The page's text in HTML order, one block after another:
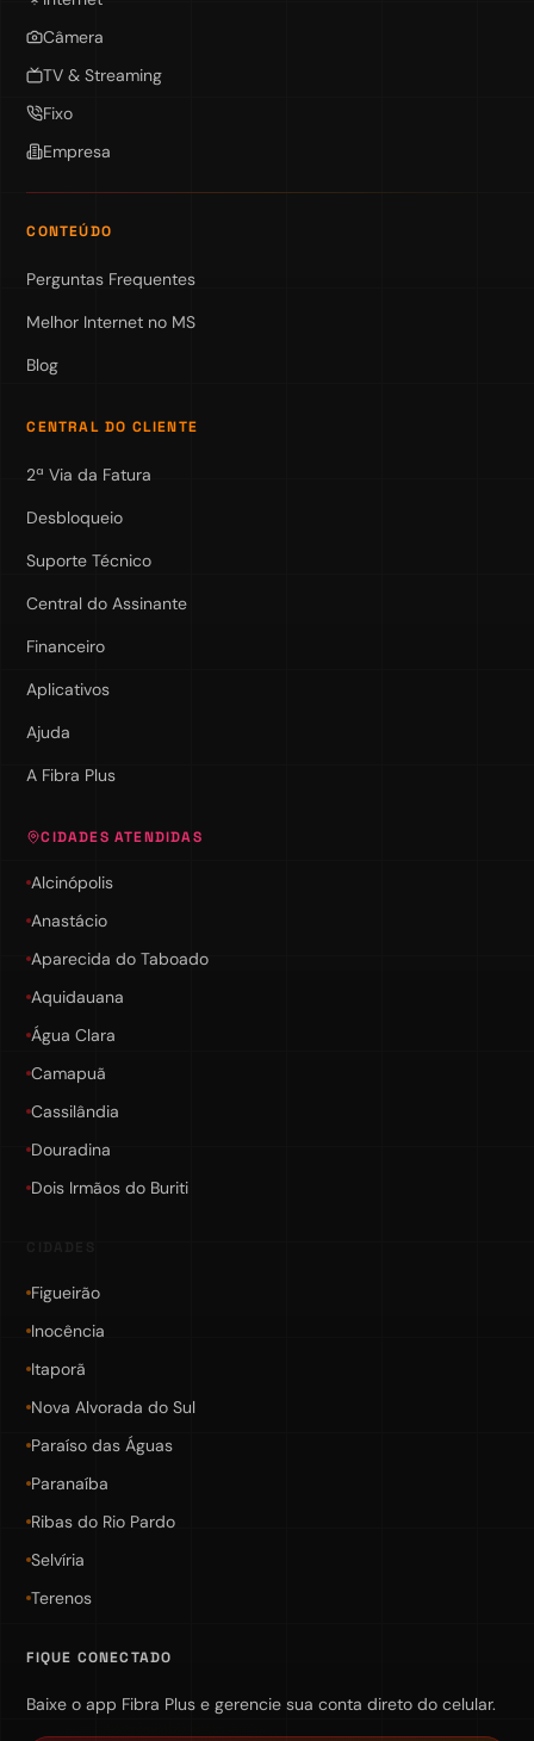
Câmera
TV & Streaming
Fixo
Empresa
CONTEÚDO
Perguntas Frequentes
Melhor Internet no MS
Blog
CENTRAL DO CLIENTE
2ª Via da Fatura
Desbloqueio
Suporte Técnico
Central do Assinante
Financeiro
Aplicativos
Ajuda
A Fibra Plus
CIDADES ATENDIDAS
Alcinópolis
Anastácio
Aparecida do Taboado
Aquidauana
Água Clara
Camapuã
Cassilândia
Douradina
Dois Irmãos do Buriti
Figueirão
Inocência
Itaporã
Nova Alvorada do Sul
Paraíso das Águas
Paranaíba
Ribas do Rio Pardo
Selvíria
Terenos
FIQUE CONECTADO
Baixe o app Fibra Plus e gerencie sua conta direto do celular.